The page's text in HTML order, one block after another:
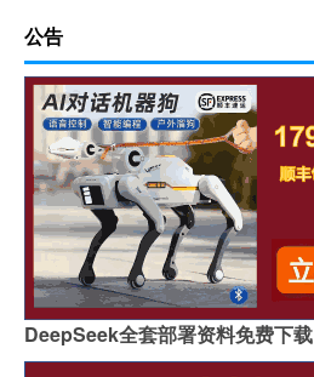
公告
DeepSeek全套部署资料免费下载